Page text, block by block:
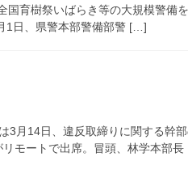
国育樹祭いばらき等の大規模警備
1日、県警本部警備部警 […]
3月14日、違反取締りに関する幹
モートで出席。冒頭、林学本部